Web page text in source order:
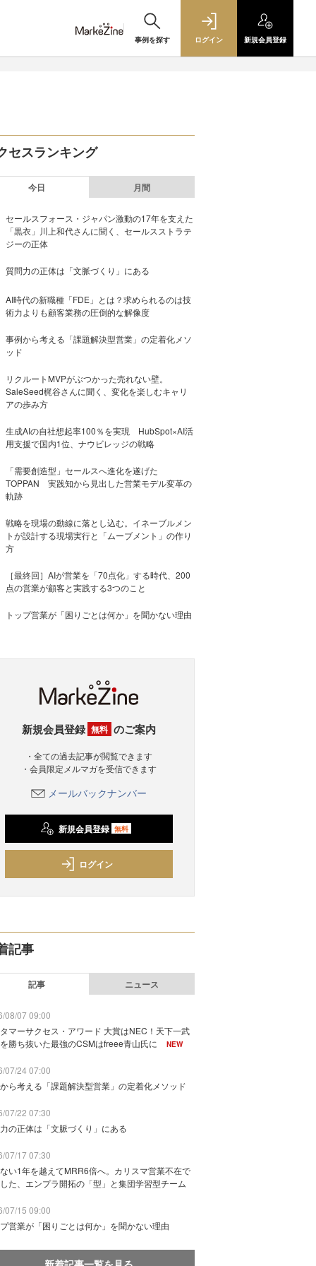
事例を探す ログイン 新規会員登録
セスランキング
今日 月間
セールスフォース・ジャパン激動の17年を支えた
「黒衣」川上和代さんに聞く、セールスストラテ
ジーの正体
質問力の正体は「文脈づくり」にある
AI時代の新職種「FDE」とは？求められるのは技
術力よりも顧客業務の圧倒的な解像度
事例から考える「課題解決型営業」の定着化メソ
ッド
リクルートMVPがぶつかった売れない壁。
SaleSeed梶谷さんに聞く、変化を楽しむキャリ
アの歩み方
生成AIの自社想起率100％を実現 HubSpot×AI活
用支援で国内1位、ナウビレッジの戦略
「需要創造型」セールスへ進化を遂げた
TOPPAN 実践知から見出した営業モデル変革の
軌跡
戦略を現場の動線に落とし込む。イネーブルメン
トが設計する現場実行と「ムーブメント」の作り
方
［最終回］AIが営業を「70点化」する時代、200
点の営業が顧客と実践する3つのこと
トップ営業が「困りごとは何か」を聞かない理由
新規会員登録 無料 のご案内
・全ての過去記事が閲覧できます
・会員限定メルマガを受信できます
メールバックナンバー
新規会員登録 無料
ログイン
記事
記事 ニュース
08/07 09:00
マーサクセス・アワード 大賞はNEC！天下一武
勝ち抜いた最強のCSMはfreee青山氏に
NEW
07/24 07:00
ら考える「課題解決型営業」の定着化メソッド
07/22 07:30
の正体は「文脈づくり」にある
07/17 07:30
い1年を越えてMRR6倍へ。カリスマ営業不在で
た、エンプラ開拓の「型」と集団学習型チーム
07/15 09:00
営業が「困りごとは何か」を聞かない理由